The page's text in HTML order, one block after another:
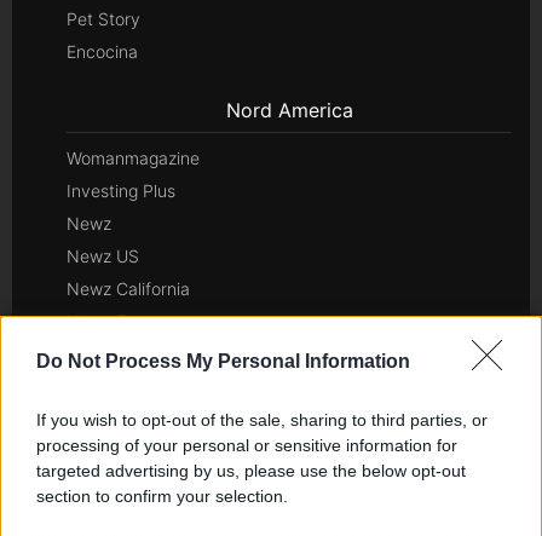
Do Not Process My Personal Information
If you wish to opt-out of the sale, sharing to third parties, or
processing of your personal or sensitive information for
targeted advertising by us, please use the below opt-out
section to confirm your selection.
Pet Story
Encocina
Nord America
Womanmagazine
Investing Plus
Newz
Newz US
Newz California
Newz Texas
Newz Florida
Newz Pennsylvania
Newz Illinois